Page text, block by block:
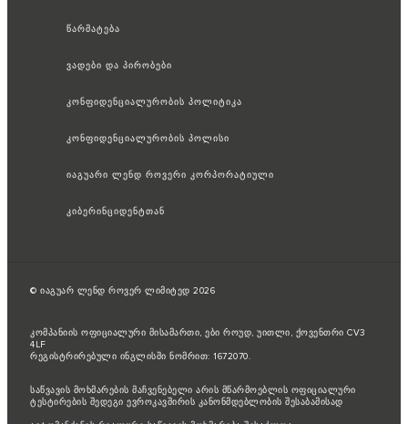
წარმატება
ვადები და პირობები
კონფიდენციალურობის პოლიტიკა
კონფიდენციალურობის პოლისი
იაგუარი ლენდ როვერი კორპორატიული
კიბერინციდენტთან
© იაგუარ ლენდ როვერ ლიმიტედ 2026
კომპანიის ოფიციალური მისამართი, ები როუდ, უითლი, ქოვენთრი CV3
4LF
რეგისტრირებული ინგლისში ნომრით: 1672070.
საწვავის მოხმარების მაჩვენებელი არის მწარმოებლის ოფიციალური
ტესტირების შედეგი ევროკავშირის კანონმდებლობის შესაბამისად